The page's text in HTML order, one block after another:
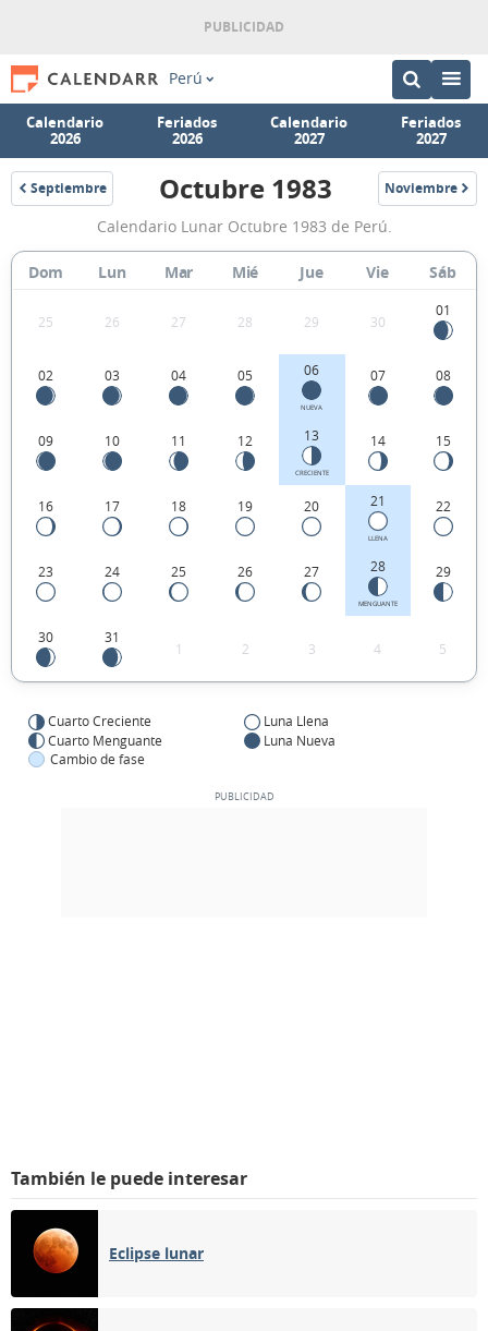
Perú
Calendario
2026
Feriados
2026
Calendario
2027
Feriados
2027
Septiembre
1983
Calendario
Lunar
Octubre
Perú.
Octubre 1983 Noviembre
1983
Calendario Lunar Octubre 1983 de Perú.
Dom Lun Mar Mié Jue Vie Sáb
25 26 27 28 29 30
01
02 03 04 05 06
NUEVA
07 08
09 10 11 12 13
CRECIENTE
14 15
16 17 18 19 20 21
LLENA
22
23 24 25 26 27 28
MENGUANTE
29
30 31
1 2 3 4 5
Cuarto Creciente
Luna Llena
Cuarto Menguante
Luna Nueva
Cambio de fase
También le puede interesar
Eclipse lunar